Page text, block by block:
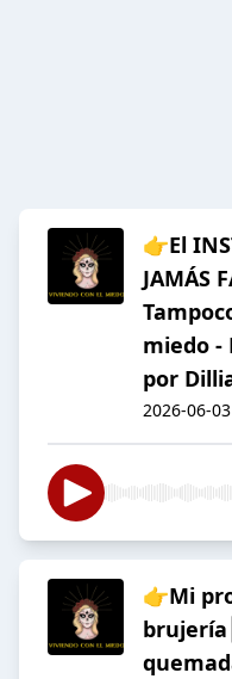
👉El
JAMÁS
miedo -
por
2026-06-03
👉Mi